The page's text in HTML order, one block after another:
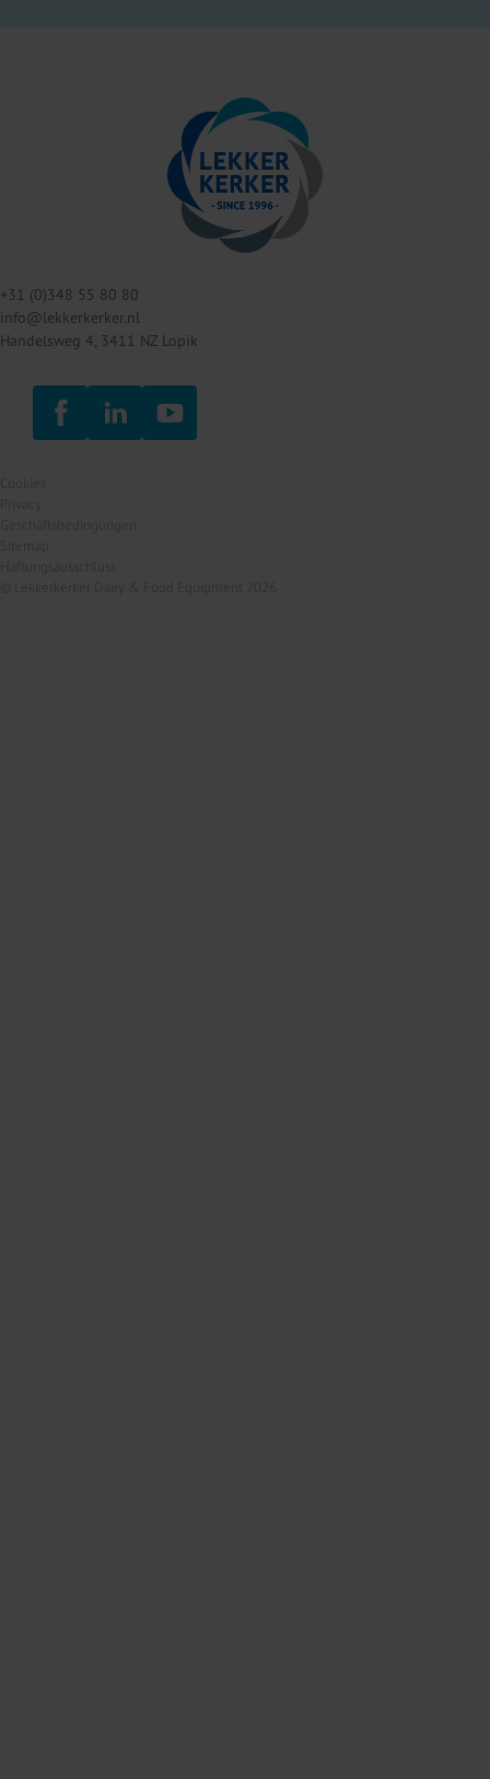
+31 (0)348 55 80 80
info@lekkerkerker.nl
Handelsweg 4, 3411 NZ Lopik